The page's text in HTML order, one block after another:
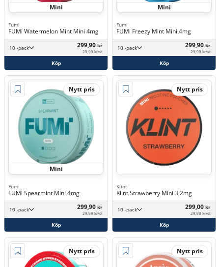
Mini
Fumi
FUMi Watermelon Mint Mini 4mg
10 -pack 299,90 kr
29,99 kr/st
Köp
Mini
Fumi
FUMi Freezy Mint Mini 4mg
10 -pack 299,90 kr
29,99 kr/st
Köp
Nytt pris
Mini
Fumi
FUMi Spearmint Mini 4mg
10 -pack 299,90 kr
29,99 kr/st
Köp
Nytt pris
Klint
Klint Strawberry Mini 3,2mg
10 -pack 299,00 kr
29,90 kr/st
Köp
Nytt pris Nytt pris